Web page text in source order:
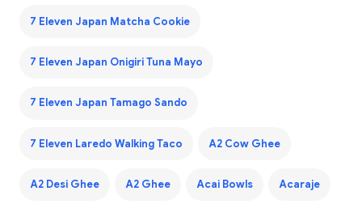
7 Eleven Japan Matcha Cookie
7 Eleven Japan Onigiri Tuna Mayo
7 Eleven Japan Tamago Sando
7 Eleven Laredo Walking Taco A2 Cow Ghee
A2 Desi Ghee A2 Ghee Acai Bowls Acaraje